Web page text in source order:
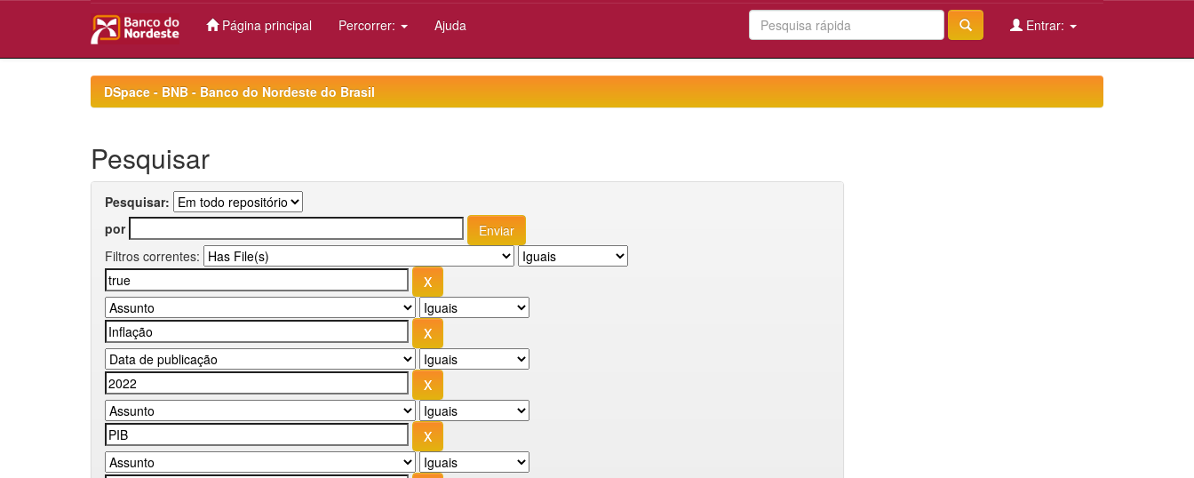
Página principal Percorrer: Ajuda Entrar:
DSpace - BNB - Banco do Nordeste do Brasil
Pesquisar
Pesquisar:
por
Filtros correntes: